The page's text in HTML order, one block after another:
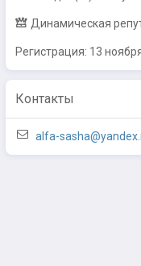
Динамическая
Регистрация: 13
Контакты
alfa-